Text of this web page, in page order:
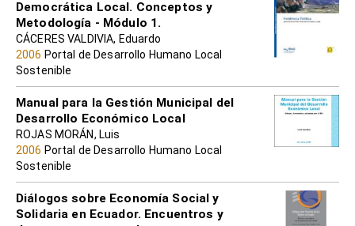
Democrática Local. Conceptos y
Metodología - Módulo 1.
CÁCERES VALDIVIA, Eduardo
2006 Portal de Desarrollo Humano Local
Sostenible
Manual para la Gestión Municipal del
Desarrollo Económico Local
ROJAS MORÁN, Luis
2006 Portal de Desarrollo Humano Local
Sostenible
Diálogos sobre Economía Social y
Solidaria en Ecuador. Encuentros y